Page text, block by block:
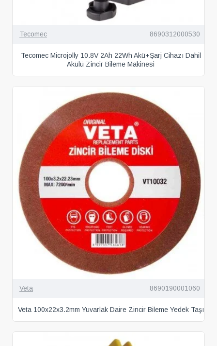
Tecomec 8690312000530
Tecomec Microjolly 10.8V 2Ah 22Wh Akü+Şarj Cihazı Dahil
Akülü Zincir Bileme Makinesi
Veta 8690190001060
Veta 100x22x3.2mm Yuvarlak Daire Zincir Bileme Yedek Taşı